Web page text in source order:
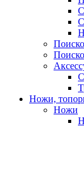
Ножи,
Ножи